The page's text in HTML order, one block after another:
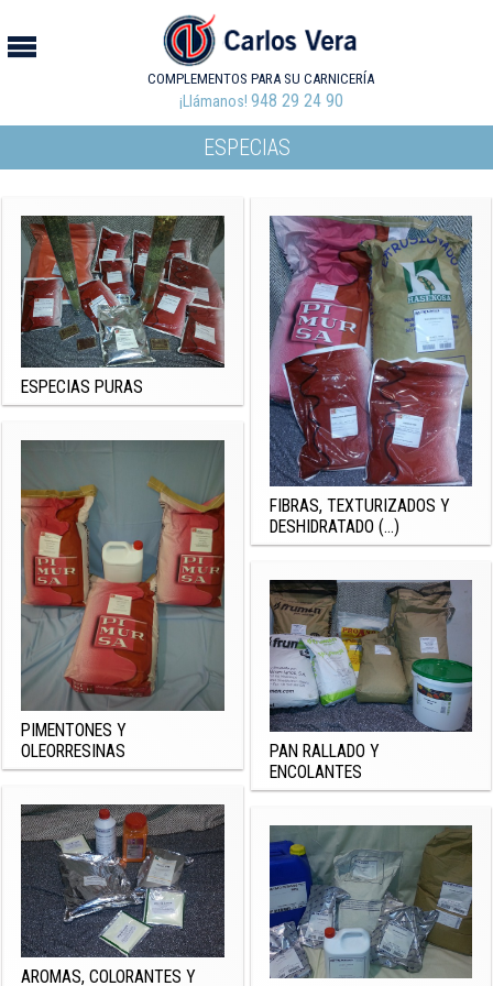
COMPLEMENTOS PARA SU CARNICERÍA
¡Llámanos! 948 29 24 90
ESPECIAS
ESPECIAS PURAS
PIMENTONES Y
OLEORRESINAS
AROMAS, COLORANTES Y
FIBRAS, TEXTURIZADOS Y
DESHIDRATADO (...)
PAN RALLADO Y
ENCOLANTES